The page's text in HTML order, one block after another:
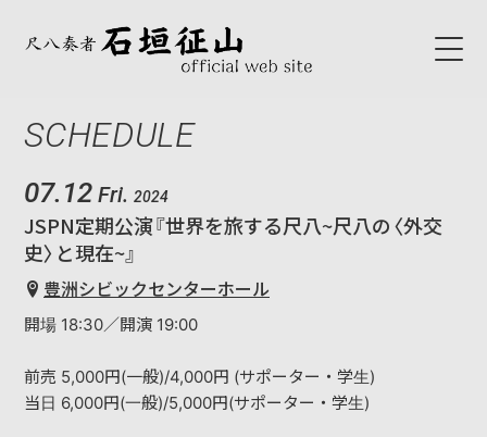
初代石垣征山
石垣征山
SCHEDULE
SCHEDULE
07.12 Fri. 2024
JSPN定期公演『世界を旅する尺八~尺八の〈外交
史〉と現在~』
豊洲シビックセンターホール
開場 18:30／開演 19:00
前売 5,000円(一般)/4,000円 (サポーター・学生)
当日 6,000円(一般)/5,000円(サポーター・学生)